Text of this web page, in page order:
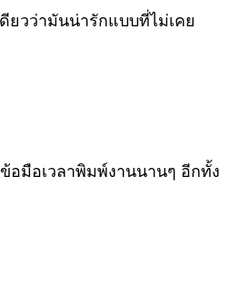
ยวว่ามันน่ารักแบบที่ไม่เคย
อมือเวลาพิมพ์งานนานๆ อีกทั้ง